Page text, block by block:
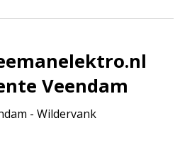
Veendam
- Wildervank